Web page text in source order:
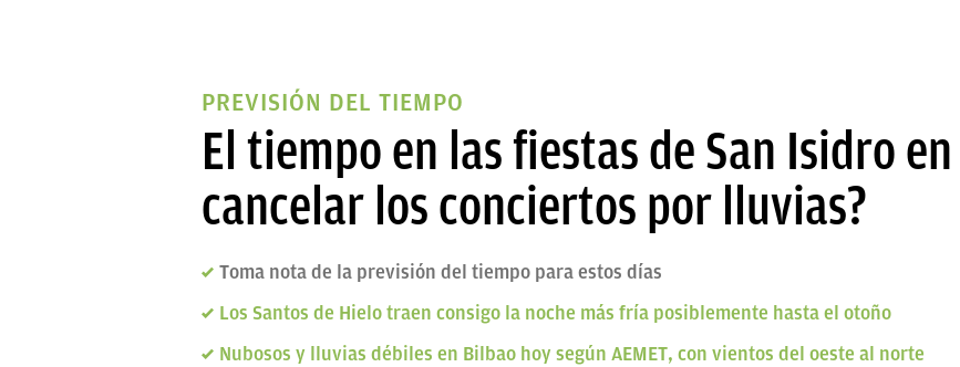
PREVISIÓN DEL TIEMPO
El tiempo en las fiestas de San Isidro
cancelar los conciertos por lluvias?
Toma nota de la previsión del tiempo para estos días
Los Santos de Hielo traen consigo la noche más fría posiblemente hasta el otoño
Nubosos y lluvias débiles en Bilbao hoy según AEMET, con vientos del oeste al norte